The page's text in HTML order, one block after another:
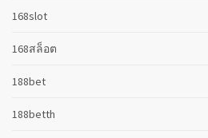
168slot
168สล็อต
188bet
188betth